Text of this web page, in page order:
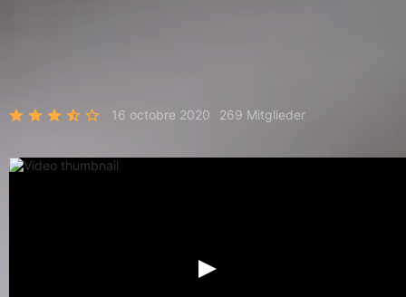
16 octobre 2020 269 Mitglieder